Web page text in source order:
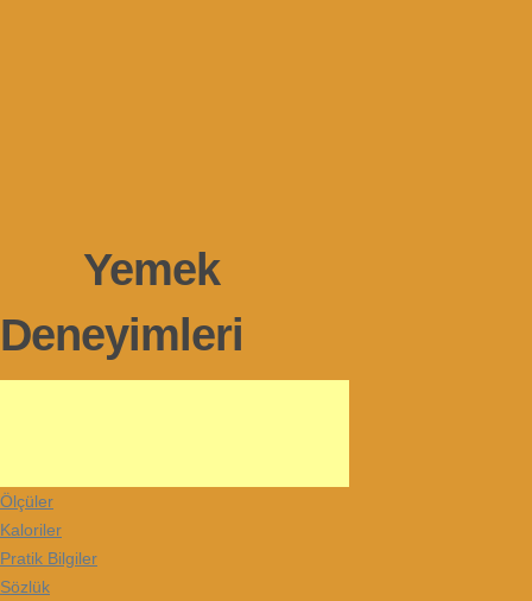
Yemek
Deneyimleri
Ölçüler
Kaloriler
Pratik Bilgiler
Sözlük